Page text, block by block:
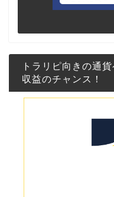
トラリピ向きの通
収益のチャンス！